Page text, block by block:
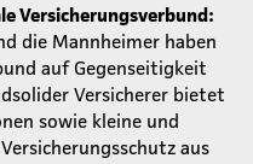
Versicherungsverbund:
die Mannheimer haben
auf Gegenseitigkeit
Versicherer bietet
sowie kleine und
aus